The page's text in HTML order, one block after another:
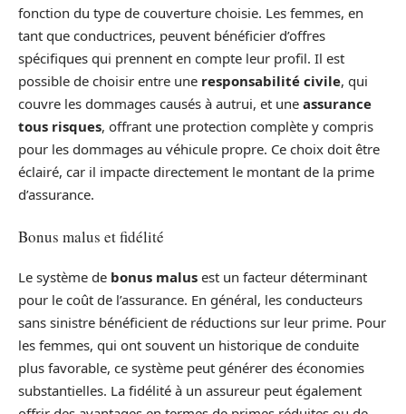
fonction du type de couverture choisie. Les femmes, en
tant que conductrices, peuvent bénéficier d’offres
spécifiques qui prennent en compte leur profil. Il est
possible de choisir entre une responsabilité civile, qui
couvre les dommages causés à autrui, et une assurance
tous risques, offrant une protection complète y compris
pour les dommages au véhicule propre. Ce choix doit être
éclairé, car il impacte directement le montant de la prime
d’assurance.
Bonus malus et fidélité
Le système de bonus malus est un facteur déterminant
pour le coût de l’assurance. En général, les conducteurs
sans sinistre bénéficient de réductions sur leur prime. Pour
les femmes, qui ont souvent un historique de conduite
plus favorable, ce système peut générer des économies
substantielles. La fidélité à un assureur peut également